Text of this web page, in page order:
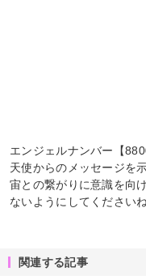
エンジェルナンバー【
天使からのメッセージを
宙との繋がりに意識を向
ないようにしてくださいね
関連する記事